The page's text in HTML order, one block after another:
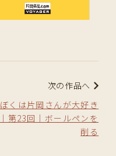
次の作品へ
ぼくは片岡さんが大好き
｜第23回｜ボールペンを
削る